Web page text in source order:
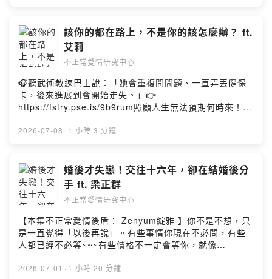
WA 98112《不正常愛情研究中心》全新心理分析系列——
暫定名稱《愛情解剖臺》正式開張！首集邀請吳王幸容心
理師（ IG：w.b.lab ）陪我們拆解：愛上像父母的人，真
的叫做戀父情結或戀母情結嗎- 7:51在談「沒有通過可能會
原始形式（想跟父母有親密關係）呈現，而是轉化成：擇
偶時無意識地找像父/母的人、跟伴侶的關係中出現對父母
角色的移情、跟原生家庭的界限/分化議題。- 36:36 補
不被認同的不舒服」 ，那跟「Dora的叮嚀」是不一樣的內
中的男性是帶著理解寬恕了父親，就可以放下恨。有時候
不一定是完全放下恨意，對父母有恨是正常的，但要怎麼
帶著又愛又恨的感覺前行，會是一個新目標。---小額贊助
支持【不正常愛情研究中心】：
https://open.firstory.me/join/abnorma...---關愛情的問
題、有關愛情有趣的故事，或是想和宇珊、豪平說話嗎？
【投稿】歡迎填寫表單：https://lihi2.com/xejz9【IG】幕
愛情研究中心私密社團：https://lihi1.com/bhxPw【不正
https://linkgoods.com/smaljohn開賣！美國的朋友在哪
裡！！！敲碗這麼久終於來了！！！美國巡迴場次如下：
1️⃣ 亞特蘭大Sept. 17 ✦黃豪平✦ 喜劇貴公子講座分享 -
【玩轉人生路】 ‼️是講座‼️《#只是喜劇演員》Hauping
Huang USA Stand-Up Comedy Solo Show: Just A
Comedian2️⃣ 芝加哥 #Sept. 19 -3pm Sat | ChicagoThe
Den Theater1331 N Milwaukee Ave, Chicago, IL
606223️⃣ 紐約 Sept. 20 -3pm Sun | New York CityThe
Theater Center210 W 50th St, New York, NY 10014️⃣
917405️⃣ 舊金山Sept. 26- 2pm SAT | San
FranciscoCollege of San Mateo Theatre1700 W
Hillsdale Blvd, San Mateo, CA 944026️⃣ 西雅圖Sept.
27 -3pm Sun | SeattleRussian Community Center of
樹洞持續開張，投稿請點擊連結：
https://lihi2.com/xejz9---小額贊助支持【不正常愛情研究
中心】：https://open.firstory.me/join/abnormalove---
豪平說話嗎【投稿】歡迎填寫表單：
該你的都在路上，不是你的該怎麼辦？ ft.
艾莉
不正常愛情研究中心
🎧聽武術教練巴士說：「她會重複問問題、一直弄丟健保
卡，後來進展到會開始走失。」👉
https://fstry.pse.is/9b9rum照顧人生無法預期何時來！
點擊連結，讓我們有機會不在照顧困境掙扎。—— 以上為
https://linkgoods.com/smaljohn開賣！美國的朋友在哪
裡！！！敲碗這麼久終於來了！！！美國巡迴場次如下：
1️⃣ 亞特蘭大Sept. 17 ✦黃豪平✦ 喜劇貴公子講座分享 -
【玩轉人生路】 ‼️是講座‼️《#只是喜劇演員》Hauping
Huang USA Stand-Up Comedy Solo Show: Just A
Comedian2️⃣ 芝加哥 #Sept. 19 -3pm Sat | ChicagoThe
Den Theater1331 N Milwaukee Ave, Chicago, IL
606223️⃣ 紐約 Sept. 20 -3pm Sun | New York CityThe
Theater Center210 W 50th St, New York, NY 10014️⃣
2026-07-08 · 1 小時 3 分鐘
婚後才失戀！交往十六年，卻在結婚後分
手 ft. 梁正群
不正常愛情研究中心
【本集不正常愛情後盾： Zenyum綻雅 】你不是不想，只
是一直覺得「以後再說」。有些事情你現在不必問，有些
人都已經不必等~~~有些價格不一定會等你，就像
Clear 即將調整價格！Zenyum 綻雅隱形牙套主打合理、
2026-07-01 · 1 小時 20 分鐘